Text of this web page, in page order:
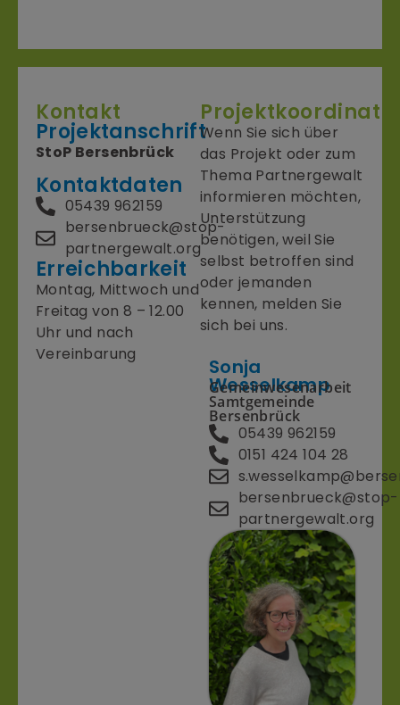
Kontakt
Projektanschrift
StoP Bersenbrück
Kontaktdaten
05439 962159
bersenbrueck@stop-
partnergewalt.org
Erreichbarkeit
Montag, Mittwoch und
Freitag von 8 – 12.00
Uhr und nach
Vereinbarung
Wenn Sie sich über
das Projekt oder zum
Thema Partnergewalt
informieren möchten,
Unterstützung
benötigen, weil Sie
selbst betroffen sind
oder jemanden
kennen, melden Sie
sich bei uns.
Sonja
Wesselkamp
Gemeinwesenarbeit
Samtgemeinde
Bersenbrück
05439 962159
0151 424 104 28
bersenbrueck@stop-
partnergewalt.org